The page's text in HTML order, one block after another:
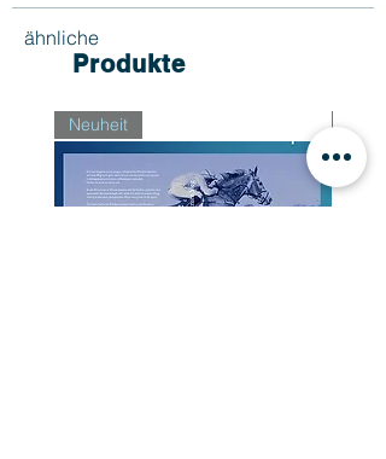
ähnliche
Produkte
Neuheit